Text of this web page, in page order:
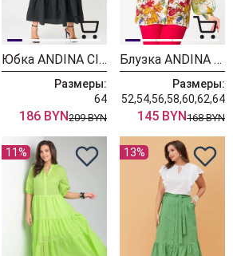
Юбка ANDINA CITY 1018
Размеры:
64
186 BYN209 BYN
Блузка ANDINA CITY 5032 мультиколор
Размеры:
52,54,56,58,60,62,64
145 BYN168 BYN
11% 13%